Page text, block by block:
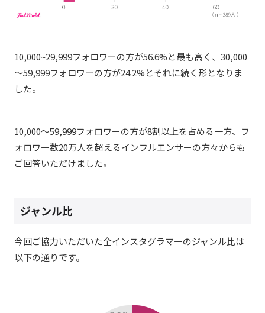
10,000~29,999フォロワーの方が56.6%と最も高く、30,000
～59,999フォロワーの方が24.2%とそれに続く形となりま
した。
10,000～59,999フォロワーの方が8割以上を占める一方、フ
ォロワー数20万人を超えるインフルエンサーの方々からも
ご回答いただけました。
ジャンル比
今回ご協力いただいた全インスタグラマーのジャンル比は
以下の通りです。